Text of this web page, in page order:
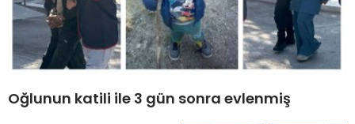
Oğlunun katili ile 3 gün sonra evlenmiş